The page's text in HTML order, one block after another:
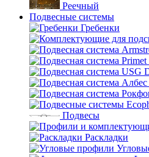
Реечный
Подвесные системы
Гребенки
Подвесы
Раскладки